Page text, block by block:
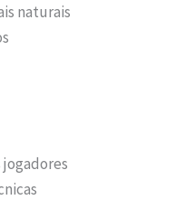
naturais